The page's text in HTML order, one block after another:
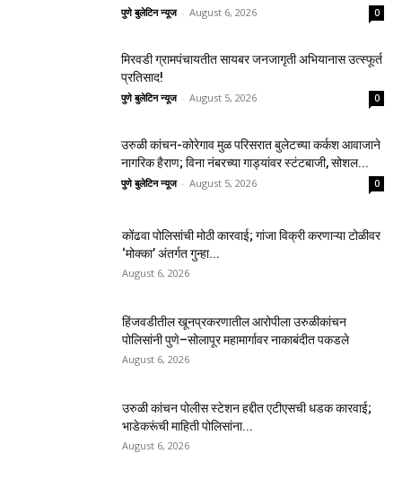
पुणे बुलेटिन न्यूज - August 6, 2026 0
मिरवडी ग्रामपंचायतीत सायबर जनजागृती अभियानास उत्स्फूर्त
प्रतिसाद!
पुणे बुलेटिन न्यूज - August 5, 2026 0
उरुळी कांचन-कोरेगाव मुळ परिसरात बुलेटच्या कर्कश आवाजाने
नागरिक हैराण; विना नंबरच्या गाड्यांवर स्टंटबाजी, सोशल...
पुणे बुलेटिन न्यूज - August 5, 2026 0
कोंढवा पोलिसांची मोठी कारवाई; गांजा विक्री करणाऱ्या टोळीवर
‘मोक्का’ अंतर्गत गुन्हा...
August 6, 2026
हिंजवडीतील खूनप्रकरणातील आरोपीला उरुळीकांचन
पोलिसांनी पुणे–सोलापूर महामार्गावर नाकाबंदीत पकडले
August 6, 2026
उरुळी कांचन पोलीस स्टेशन हद्दीत एटीएसची धडक कारवाई;
भाडेकरूंची माहिती पोलिसांना...
August 6, 2026